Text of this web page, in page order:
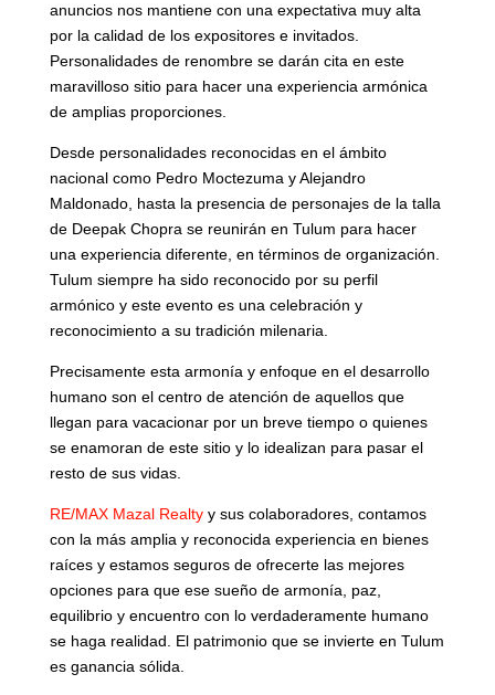
anuncios nos mantiene con una expectativa muy alta
por la calidad de los expositores e invitados.
Personalidades de renombre se darán cita en este
maravilloso sitio para hacer una experiencia armónica
de amplias proporciones.
Desde personalidades reconocidas en el ámbito
nacional como Pedro Moctezuma y Alejandro
Maldonado, hasta la presencia de personajes de la talla
de Deepak Chopra se reunirán en Tulum para hacer
una experiencia diferente, en términos de organización.
Tulum siempre ha sido reconocido por su perfil
armónico y este evento es una celebración y
reconocimiento a su tradición milenaria.
Precisamente esta armonía y enfoque en el desarrollo
humano son el centro de atención de aquellos que
llegan para vacacionar por un breve tiempo o quienes
se enamoran de este sitio y lo idealizan para pasar el
resto de sus vidas.
RE/MAX Mazal Realtyy sus colaboradores, contamos
con la más amplia y reconocida experiencia en bienes
raíces y estamos seguros de ofrecerte las mejores
opciones para que ese sueño de armonía, paz,
equilibrio y encuentro con lo verdaderamente humano
se haga realidad. El patrimonio que se invierte en Tulum
es ganancia sólida.